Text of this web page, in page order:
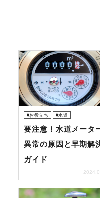
緊急
ーへ電
受付時間：24時間365日
お役立ち 水道
要注意！水道メータ
異常の原因と早期解
ガイド